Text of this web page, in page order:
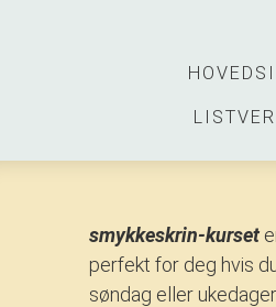
smykkeskrin-kurset
perfekt for deg hvis
søndag eller